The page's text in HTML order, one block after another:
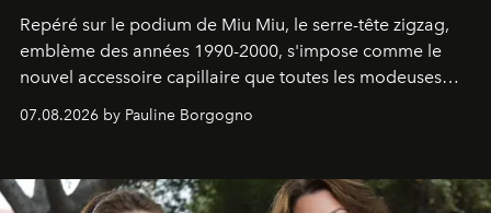
Repéré sur le podium de Miu Miu, le serre-tête zigzag,
emblème des années 1990-2000, s'impose comme le
nouvel accessoire capillaire que toutes les modeuses
07.08.2026 by Pauline Borgogno